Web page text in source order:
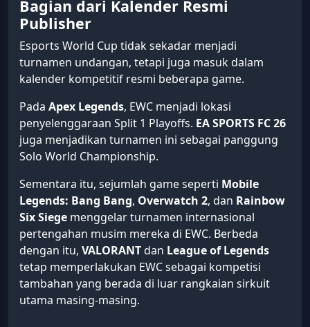
Bagian dari Kalender Resmi
Publisher
Esports World Cup tidak sekadar menjadi
turnamen undangan, tetapi juga masuk dalam
kalender kompetitif resmi beberapa game.
Pada Apex Legends, EWC menjadi lokasi
penyelenggaraan Split 1 Playoffs. EA SPORTS FC 26
juga menjadikan turnamen ini sebagai panggung
Solo World Championship.
Sementara itu, sejumlah game seperti Mobile
Legends: Bang Bang, Overwatch 2, dan Rainbow
Six Siege menggelar turnamen internasional
pertengahan musim mereka di EWC. Berbeda
dengan itu, VALORANTdan League of Legends
tetap memperlakukan EWC sebagai kompetisi
tambahan yang berada di luar rangkaian sirkuit
utama masing-masing.